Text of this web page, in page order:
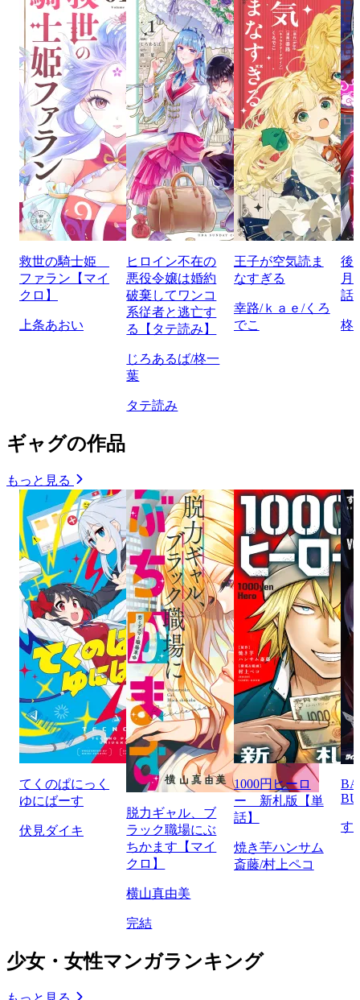
救世の騎士姫
ファラン【マイ
クロ】
上条あおい
ヒロイン不在の
悪役令嬢は婚約
破棄してワンコ
系従者と逃亡す
る【タテ読み】
じろあるば/柊一
葉
タテ読み
王子が空気読ま
なすぎる
幸路/ｋａｅ/くろ
でこ
後
月
話
柊
ギャグの作品
もっと見る
てくのぱにっく
ゆにばーす
伏見ダイキ
脱力ギャル、ブ
ラック職場にぶ
ちかます【マイ
クロ】
横山真由美
完結
1000円ヒーロ
ー 新札版【単
話】
焼き芋ハンサム
斎藤/村上ペコ
す
少女・女性マンガランキング